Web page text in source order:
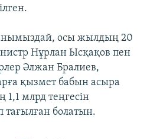
осы жылдың 20
Нұрлан Ысқақов пен
Әлжан Бралиев,
қызмет бабын асыра
млрд теңгесін
болатын.